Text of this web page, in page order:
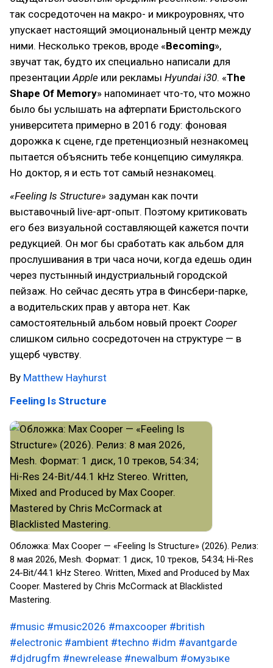
так сосредоточен на макро- и микроуровнях, что
упускает настоящий эмоциональный центр между
ними. Несколько треков, вроде «Becoming»,
звучат так, будто их специально написали для
презентацииApple или рекламы Hyundai i30. «The
Shape Of Memory» напоминает что-то, что можно
было бы услышать на афтерпати Бристольского
университета примерно в 2016 году: фоновая
дорожка к сцене, где претенциозный незнакомец
пытается объяснить тебе концепцию симулякра.
Но доктор, я и есть тот самый незнакомец.
«Feeling Is Structure» задуман как почти
выставочный live-арт-опыт. Поэтому критиковать
его без визуальной составляющей кажется почти
редукцией. Он мог бы сработать как альбом для
прослушивания в три часа ночи, когда едешь один
через пустынный индустриальный городской
пейзаж. Но сейчас десять утра в Финсбери-парке,
а водительских прав у автора нет. Как
самостоятельный альбом новый проект Cooper
слишком сильно сосредоточен на структуре — в
ущерб чувству.
By Matthew Hayhurst
Feeling Is Structure
Обложка: Max Cooper — «Feeling Is Structure» (2026). Релиз:
8 мая 2026, Mesh. Формат: 1 диск, 10 треков, 54:34; Hi-Res
24-Bit/44.1 kHz Stereo. Written, Mixed and Produced by Max
Cooper. Mastered by Chris McCormack at Blacklisted
Mastering.
#music #music2026 #maxcooper #british
#electronic #ambient #techno #idm #avantgarde
#djdrugfm #newrelease #newalbum #омузыке